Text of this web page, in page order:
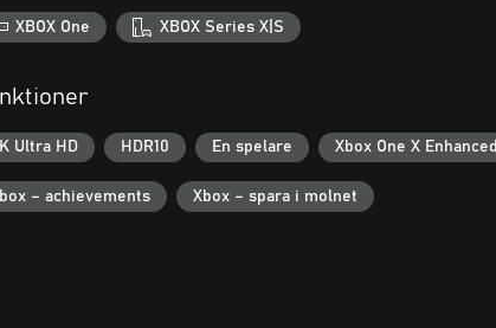
XBOX One XBOX Series X|S
Ultra HD HDR10 En spelare Xbox One X Enhanced
– achievements Xbox – spara i molnet